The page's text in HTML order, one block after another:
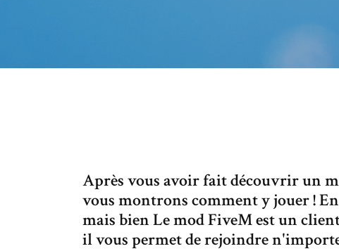
Après vous avoir fait découvrir un
vous montrons comment y jouer !
mais bien Le mod FiveM est un
il vous permet de rejoindre